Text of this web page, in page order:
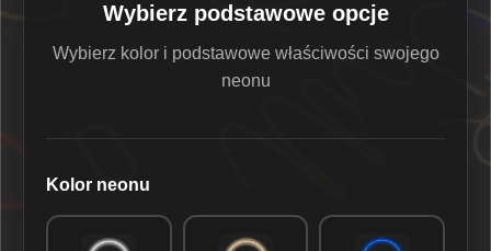
Wybierz podstawowe opcje
Wybierz kolor i podstawowe właściwości swojego
neonu
Kolor neonu